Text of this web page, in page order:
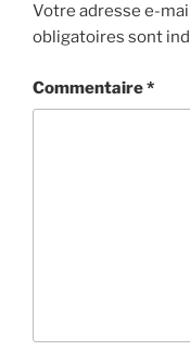
Votre adresse e-
obligatoires sont
Commentaire*